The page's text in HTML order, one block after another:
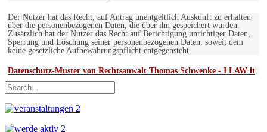
Der Nutzer hat das Recht, auf Antrag unentgeltlich Auskunft zu erhalten
über die personenbezogenen Daten, die über ihn gespeichert wurden.
Zusätzlich hat der Nutzer das Recht auf Berichtigung unrichtiger Daten,
Sperrung und Löschung seiner personenbezogenen Daten, soweit dem
keine gesetzliche Aufbewahrungspflicht entgegensteht.
Datenschutz-Muster von Rechtsanwalt Thomas Schwenke - I LAW it